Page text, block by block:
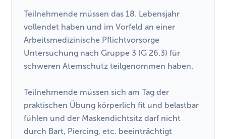
Teilnehmende müssen das 18. Lebensjahr
vollendet haben und im Vorfeld an einer
Arbeitsmedizinische Pflichtvorsorge
Untersuchung nach Gruppe 3 (G 26.3) für
schweren Atemschutz teilgenommen haben.
Teilnehmende müssen sich am Tag der
praktischen Übung körperlich fit und belastbar
fühlen und der Maskendichtsitz darf nicht
durch Bart, Piercing, etc. beeinträchtigt